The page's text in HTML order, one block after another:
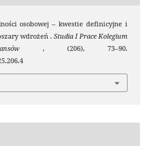
osobowej – kwestie definicyjne i
wdrożeń .Studia I Prace Kolegium
, (206), 73–90.